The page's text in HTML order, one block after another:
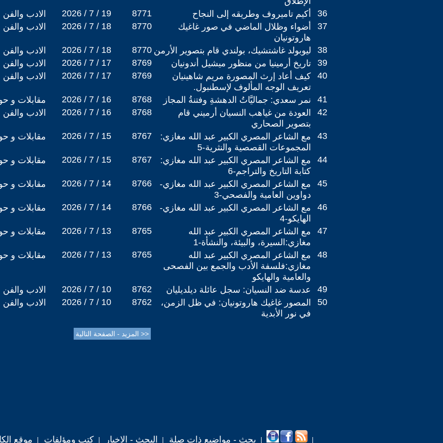
الادب والفن 2026 / 7 / 19 8771 أكيم تاميروف وطريقه إلى النجاح
36
الادب والفن
2026 / 7 / 18 8770
أضواء وظلال الماضي في صور غاغيك
هاروتونيان
37
الادب والفن 2026 / 7 / 18 8770 ليوبولد غاشتشيك، بولندي قام بتصوير الأرمن
38
الادب والفن
2026 / 7 / 17 8769 تاريخ أرمينيا من منظور ميشيل أندونيان
39
الادب والفن
2026 / 7 / 17 8769
كيف أعاد إرث المصورة مريم شاهينيان
تعريف الوجه المألوف لإسطنبول.
40
مقابلات و 2026 / 7 / 16 8768 نمر سعدي: جماليَّاتُ الدهشةِ وفتنةُ المجاز
41
الادب والفن
2026 / 7 / 16 8768
العودة من غياهب النسيان أرميني قام
بتصوير الصحاري
42
مقابلات و 2026 / 7 / 15 8767
مع الشاعر المصري الكبير عبد الله مغازي:
المجموعات القصصية والنثرية-5
43
مقابلات و 2026 / 7 / 15 8767
مع الشاعر المصري الكبير عبد الله مغازي:
كتابة التاريخ والتراجم-6
44
مقابلات و 2026 / 7 / 14 8766
مع الشاعر المصري الكبير عبد الله مغازي-
دواوين العامية والفصحي-3
45
مقابلات و 2026 / 7 / 14 8766
مع الشاعر المصري الكبير عبد الله مغازي-
الهايكو-4
46
مقابلات و 2026 / 7 / 13 8765
مع الشاعر المصري الكبير عبد الله
مغازي:السيرة، والبيئة، والنشأة-1
47
مقابلات و 2026 / 7 / 13 8765
مع الشاعر المصري الكبير عبد الله
مغازي:فلسفة الأدب والجمع بين الفصحى
والعامية والهايكو
48
الادب والفن 2026 / 7 / 10 8762 عدسة ضد النسيان: سجل عائلة ديلديليان
49
الادب والفن
2026 / 7 / 10 8762
المصور غاغيك هاروتونيان: في ظل الزمن،
في نور الأبدية
50
بحث - مواضيع ذات صلة البحث - الاخبار كتب ومؤلفات موقع